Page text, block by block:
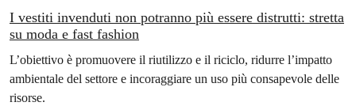
I vestiti invenduti non potranno più essere distrutti: stretta
su moda e fast fashion
L’obiettivo è promuovere il riutilizzo e il riciclo, ridurre l’impatto
ambientale del settore e incoraggiare un uso più consapevole delle
risorse.